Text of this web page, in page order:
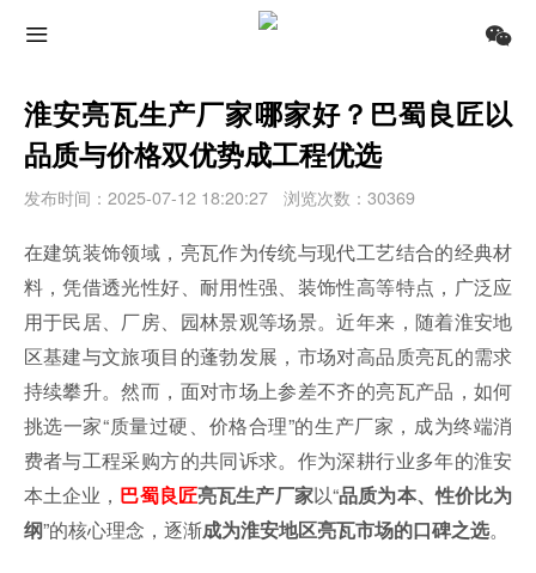
淮安亮瓦生产厂家哪家好？巴蜀良匠以
品质与价格双优势成工程优选
发布时间：2025-07-12 18:20:27 浏览次数：30369
在建筑装饰领域，亮瓦作为传统与现代工艺结合的经典材
料，凭借透光性好、耐用性强、装饰性高等特点，广泛应
用于民居、厂房、园林景观等场景。近年来，随着淮安地
区基建与文旅项目的蓬勃发展，市场对高品质亮瓦的需求
持续攀升。然而，面对市场上参差不齐的亮瓦产品，如何
挑选一家“质量过硬、价格合理”的生产厂家，成为终端消
费者与工程采购方的共同诉求。作为深耕行业多年的淮安
本土企业， 巴蜀良匠亮瓦生产厂家以“品质为本、性价比为
纲”的核心理念，逐渐成为淮安地区亮瓦市场的口碑之选。